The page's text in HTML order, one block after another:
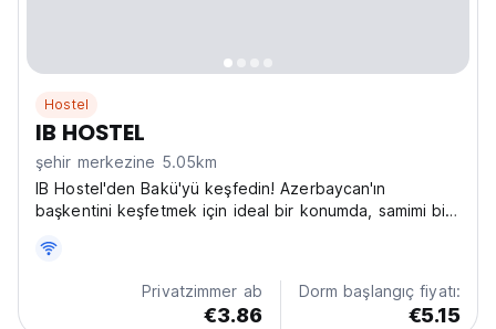
Hostel
IB HOSTEL
şehir merkezine 5.05km
IB Hostel'den Bakü'yü keşfedin! Azerbaycan'ın
başkentini keşfetmek için ideal bir konumda, samimi bir
için Bakü konaklamanızı ayırtın! (Auto-translated from
Privatzimmer ab
€3.86
Dorm başlangıç fiyatı:
€5.15